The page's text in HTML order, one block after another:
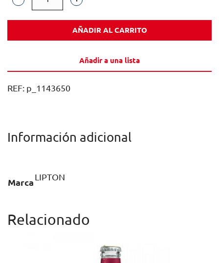
LIPTON
LIMON
24U
AÑADIR AL CARRITO
Añadir a una lista
REF: p_1143650
Información adicional
Marca
LIPTON
Relacionado